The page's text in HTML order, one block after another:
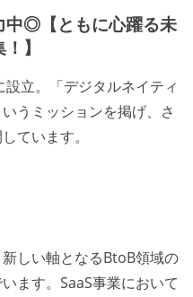
中◎【ともに心躍る未
】
立。「デジタルネイティ
うミッションを掲げ、さ
ています。
しい軸となるBtoB領域の
ます。SaaS事業において